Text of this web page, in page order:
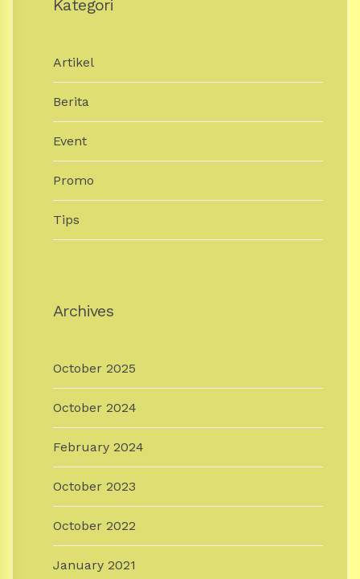
Kategori
Artikel
Berita
Event
Promo
Tips
Archives
October 2025
October 2024
February 2024
October 2023
October 2022
January 2021